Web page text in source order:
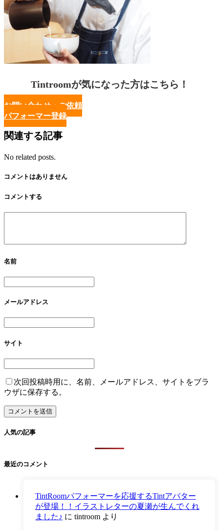
Tintroomが気になった方はこちら！
お問い合わせ・ご依頼
パフォーマー登録
関連する記事
No related posts.
コメントはありません
コメントする
名前
メールアドレス
サイト
次回投稿時用に、名前、メールアドレス、サイトをブラ
ウザに保存する。
人気の記事
最近のコメント
TintRoomパフォーマーを応援するTintアバター
が登場！！イラストレターの夏瀬が生んでくれ
ました♪ に tintroom より